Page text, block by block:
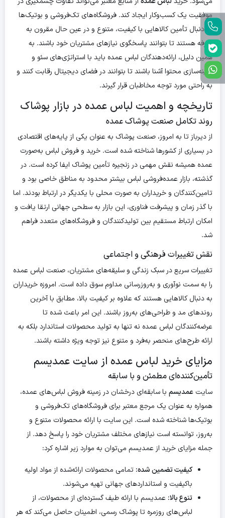
موفقیت یک کسب‌وکار ایجاد کند. فروشگاه‌های تک‌فروشی و بوتیک‌ها
به دنبال تأمین کالاهایی با کیفیت، متنوع و در عین حال مقرون به
صرفه هستند تا بتوانند پاسخگوی نیازهای مشتریان خود باشند. به
همین دلیل، ارائه‌دهندگان لباس عمده باید با استراتژی‌های سئو و
بهینه‌سازی محتوا آشنا باشند تا بتوانند در فضای دیجیتال رقابت کنند و
به راحتی مورد توجه مخاطبان قرار گیرند.
تاریخچه و اهمیت لباس عمده در بازار پوشاک
روند تکامل صنعت پوشاک عمده
از دیرباز تا به امروز، صنعت پوشاک به عنوان یکی از پایه‌های اقتصادی
در بسیاری از کشورها شناخته شده است. خرید و فروش لباس به‌صورت
عمده همیشه نقش مهمی در زنجیره تأمین پوشاک ایفا کرده است. در
گذشته، بازار عمده‌فروشی لباس بیشتر محدود به مناطق خاصی بود و
تامین‌کنندگان و خریداران به صورت محلی با یکدیگر در ارتباط بودند. اما
با گذر زمان و پیشرفت فناوری، این بازار به سطحی جهانی ارتقا یافت و
امکان ارتباط مستقیم بین تولیدکنندگان و فروشگاه‌های متعدد فراهم
شد.
نقش تغییرات فرهنگی و اجتماعی
تغییرات سریع در سبک زندگی و سلیقه‌های مشتریان، صنعت لباس عمده
را به سمت نوآوری و به‌روزرسانی مداوم سوق داده است. امروزه خریداران
به دنبال کالاهایی هستند که علاوه بر کیفیت بالا، مطابق با آخرین
روندهای مد و طراحی‌های به‌روز باشند. این امر باعث شده تا
عرضه‌کنندگان لباس عمده نه تنها به تولید محصولات استاندارد بلکه به
ارائه طرح‌های منحصر به‌فرد و متنوع نیز توجه ویژه داشته باشند.
مزایای خرید لباس عمده از سایت عمدیسم
تأمین‌کننده‌ای مطمئن و با سابقه
سایتعمدیسم با سابقه‌ای درخشان در زمینه فروش لباس‌های عمده،
همواره به عنوان یک مرجع معتبر برای فروشگاه‌های تک‌فروشی و
بوتیک‌ها شناخته شده است. این سایت با ارائه محصولات متنوع و
به‌روز، توانسته است نیازهای مختلف مشتریان خود را پاسخ دهد. از
جمله مزایای خرید از عمدیسم می‌توان به موارد زیر اشاره کرد:
کیفیت تضمین شده: تمامی محصولات ارائه‌شده از مواد اولیه
باکیفیت و استانداردهای جهانی تهیه می‌شوند.
تنوع بالا: عمدیسم با ارائه طیف گسترده‌ای از محصولات، از
لباس‌های روزمره تا پوشاک رسمی، اطمینان حاصل می‌کند که هر